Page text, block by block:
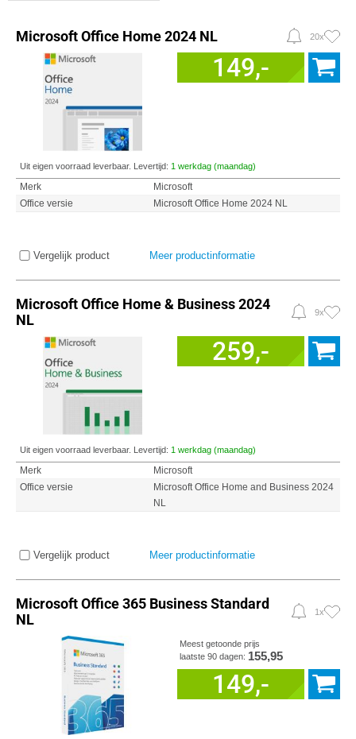
Microsoft Office Home 2024 NL 20x
149,-
Uit eigen voorraad leverbaar. Levertijd: 1 werkdag (maandag)
Merk
Microsoft
Office versie
Microsoft Office Home 2024 NL
Vergelijk product Meer productinformatie
Microsoft Office Home & Business 2024
NL
9x
259,-
Uit eigen voorraad leverbaar. Levertijd: 1 werkdag (maandag)
Merk
Microsoft
Office versie
Microsoft Office Home and Business 2024
NL
Vergelijk product Meer productinformatie
Microsoft Office 365 Business Standard
NL
1x
Meest getoonde prijs
laatste 90 dagen: 155,95
149,-